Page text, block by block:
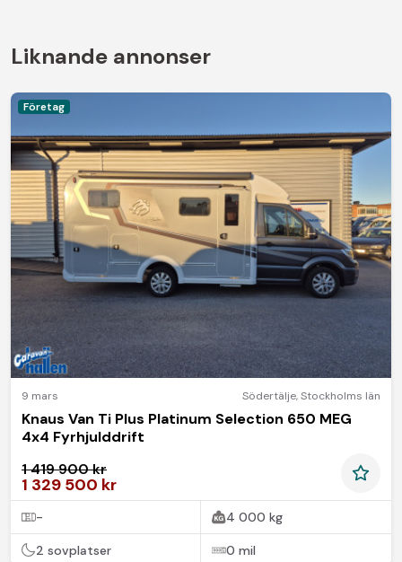
Liknande annonser
Företag
9 mars Södertälje,Stockholms län
Knaus Van Ti Plus Platinum Selection 650 MEG
4x4 Fyrhjulddrift
1 419 900 kr
1 329 500 kr
- 4 000 kg
2 sovplatser 0 mil